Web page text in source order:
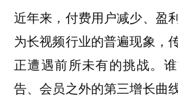
近年来，付费用户减少、盈
为长视频行业的普遍现象，
正遭遇前所未有的挑战。
告、会员之外的第三增长曲